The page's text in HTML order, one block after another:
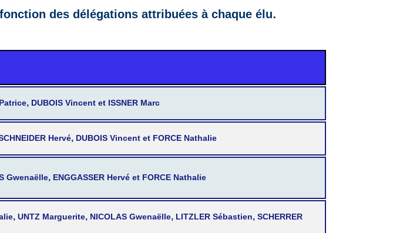
des délégations attribuées à chaque élu.
DUBOIS Vincent et ISSNER Marc
Hervé, DUBOIS Vincent et FORCE Nathalie
ENGGASSER Hervé et FORCE Nathalie
UNTZ Marguerite, NICOLAS Gwenaëlle, LITZLER Sébastien, SCHERRER